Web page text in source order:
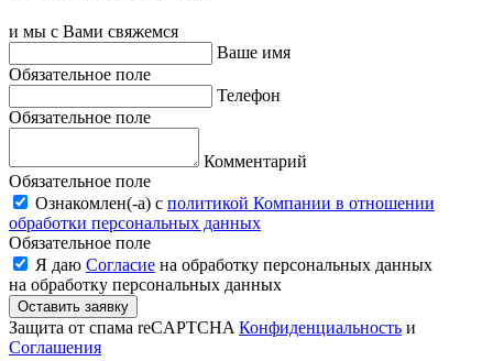
и мы с Вами свяжемся
Ваше имя
Обязательное поле
Телефон
Обязательное поле
Комментарий
Обязательное поле
Ознакомлен(-a) с политикой Компании в отношении
обработки персональных данных
Обязательное поле
Я даю Согласие на обработку персональных данных
на обработку персональных данных
Оставить заявку
Защита от спама reCAPTCHA Конфиденциальность и
Соглашения